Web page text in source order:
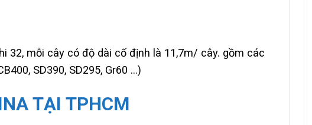
32, mỗi cây có độ dài cố định là 11,7m/ cây. gồm các
SD390, SD295, Gr60 …)
TẠI TPHCM